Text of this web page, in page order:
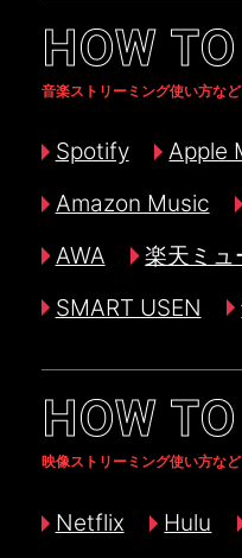
HOW TO
音楽ストリーミング使い方など
Spotify Apple
Amazon Music
AWA
楽天ミュ
SMART USEN
HOW
映像ストリーミング使い方など
Netflix Hulu